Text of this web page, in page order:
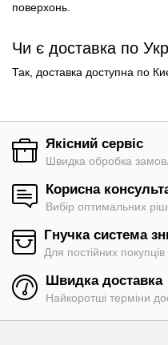
поверхонь.
Чи є доставка по
Так, доставка доступна по
Якісний сервіс
Швидка обробка
Корисна
Вибір оптимальних
Гнучка система
Для постійних покупців
Швидка доставка
Найкоротші терміни